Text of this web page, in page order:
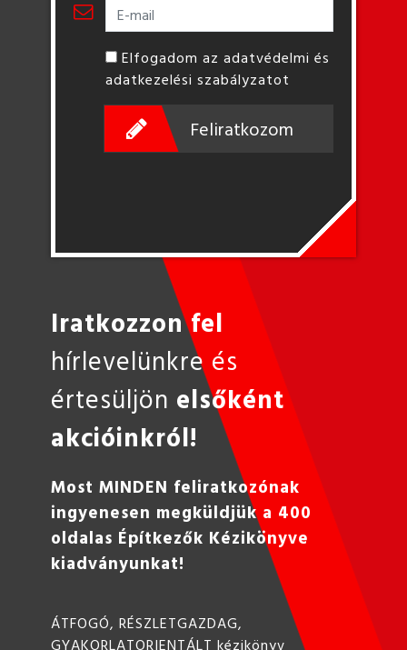
Elfogadom az adatvédelmi és
adatkezelési szabályzatot
Feliratkozom
Iratkozzon fel
hírlevelünkre és
értesüljön elsőként
akcióinkról!
Most MINDEN feliratkozónak
ingyenesen megküldjük a 400
oldalas Építkezők Kézikönyve
kiadványunkat!
ÁTFOGÓ, RÉSZLETGAZDAG,
GYAKORLATORIENTÁLT kézikönyv